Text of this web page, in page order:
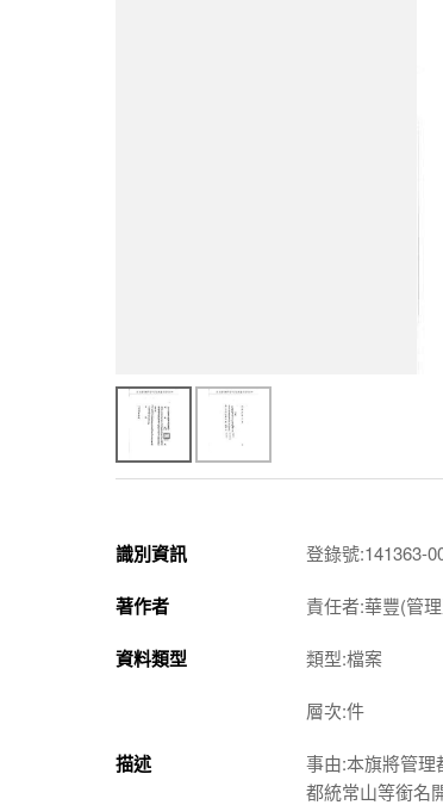
識別資訊 登錄號:141363-
著作者 責任者:華豐(管
資料類型 類型:檔案
層次:件
描述
事由:本旗將管
都統常山等銜名